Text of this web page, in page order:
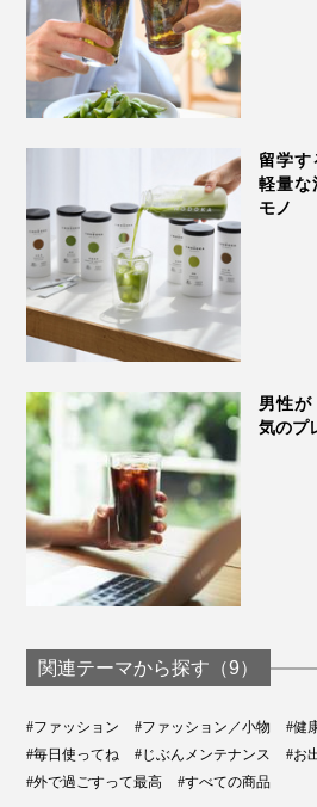
￥7,700とコスパがいいので、そ
留学す
軽量な
モノ
男性
気のプ
関連テーマから探す（9）
#ファッション #ファッション／小物 #健
#毎日使ってね
#じぶんメンテナンス
#お
#外で過ごすって最高
#すべての商品